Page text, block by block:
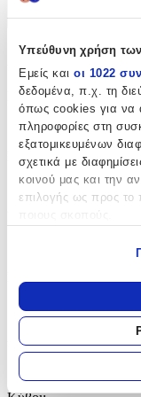
Υπεύθυνη χρήση
Εμείς και οι 1022
δεδομένα, π.χ. τη
όπως cookies για να
πληροφορίες στη
εξατομικευμένων
σχετικά με
κοινού μας και την
επιλογής ως προς το
Εάν μας
τοποθεσία, οι
Να
συγκεκριμένα
Μάθετε περισσότερα
προσωπικών σας
+
Κατασκευαστής:
Plan Toys
Ηλικία:
3+ Ετών
Αρίθμησης